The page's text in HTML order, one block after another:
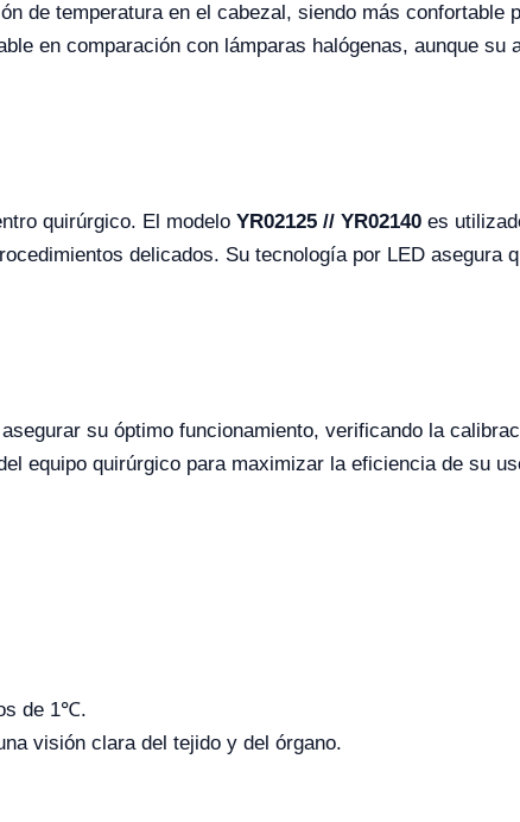
de temperatura en el cabezal, siendo más confortable
en comparación con lámparas halógenas, aunque su
quirúrgico. El modelo YR02125 // YR02140 es
delicados. Su tecnología por LED asegura
su óptimo funcionamiento, verificando la
equipo quirúrgico para maximizar la eficiencia de su
de 1℃.
visión clara del tejido y del órgano.